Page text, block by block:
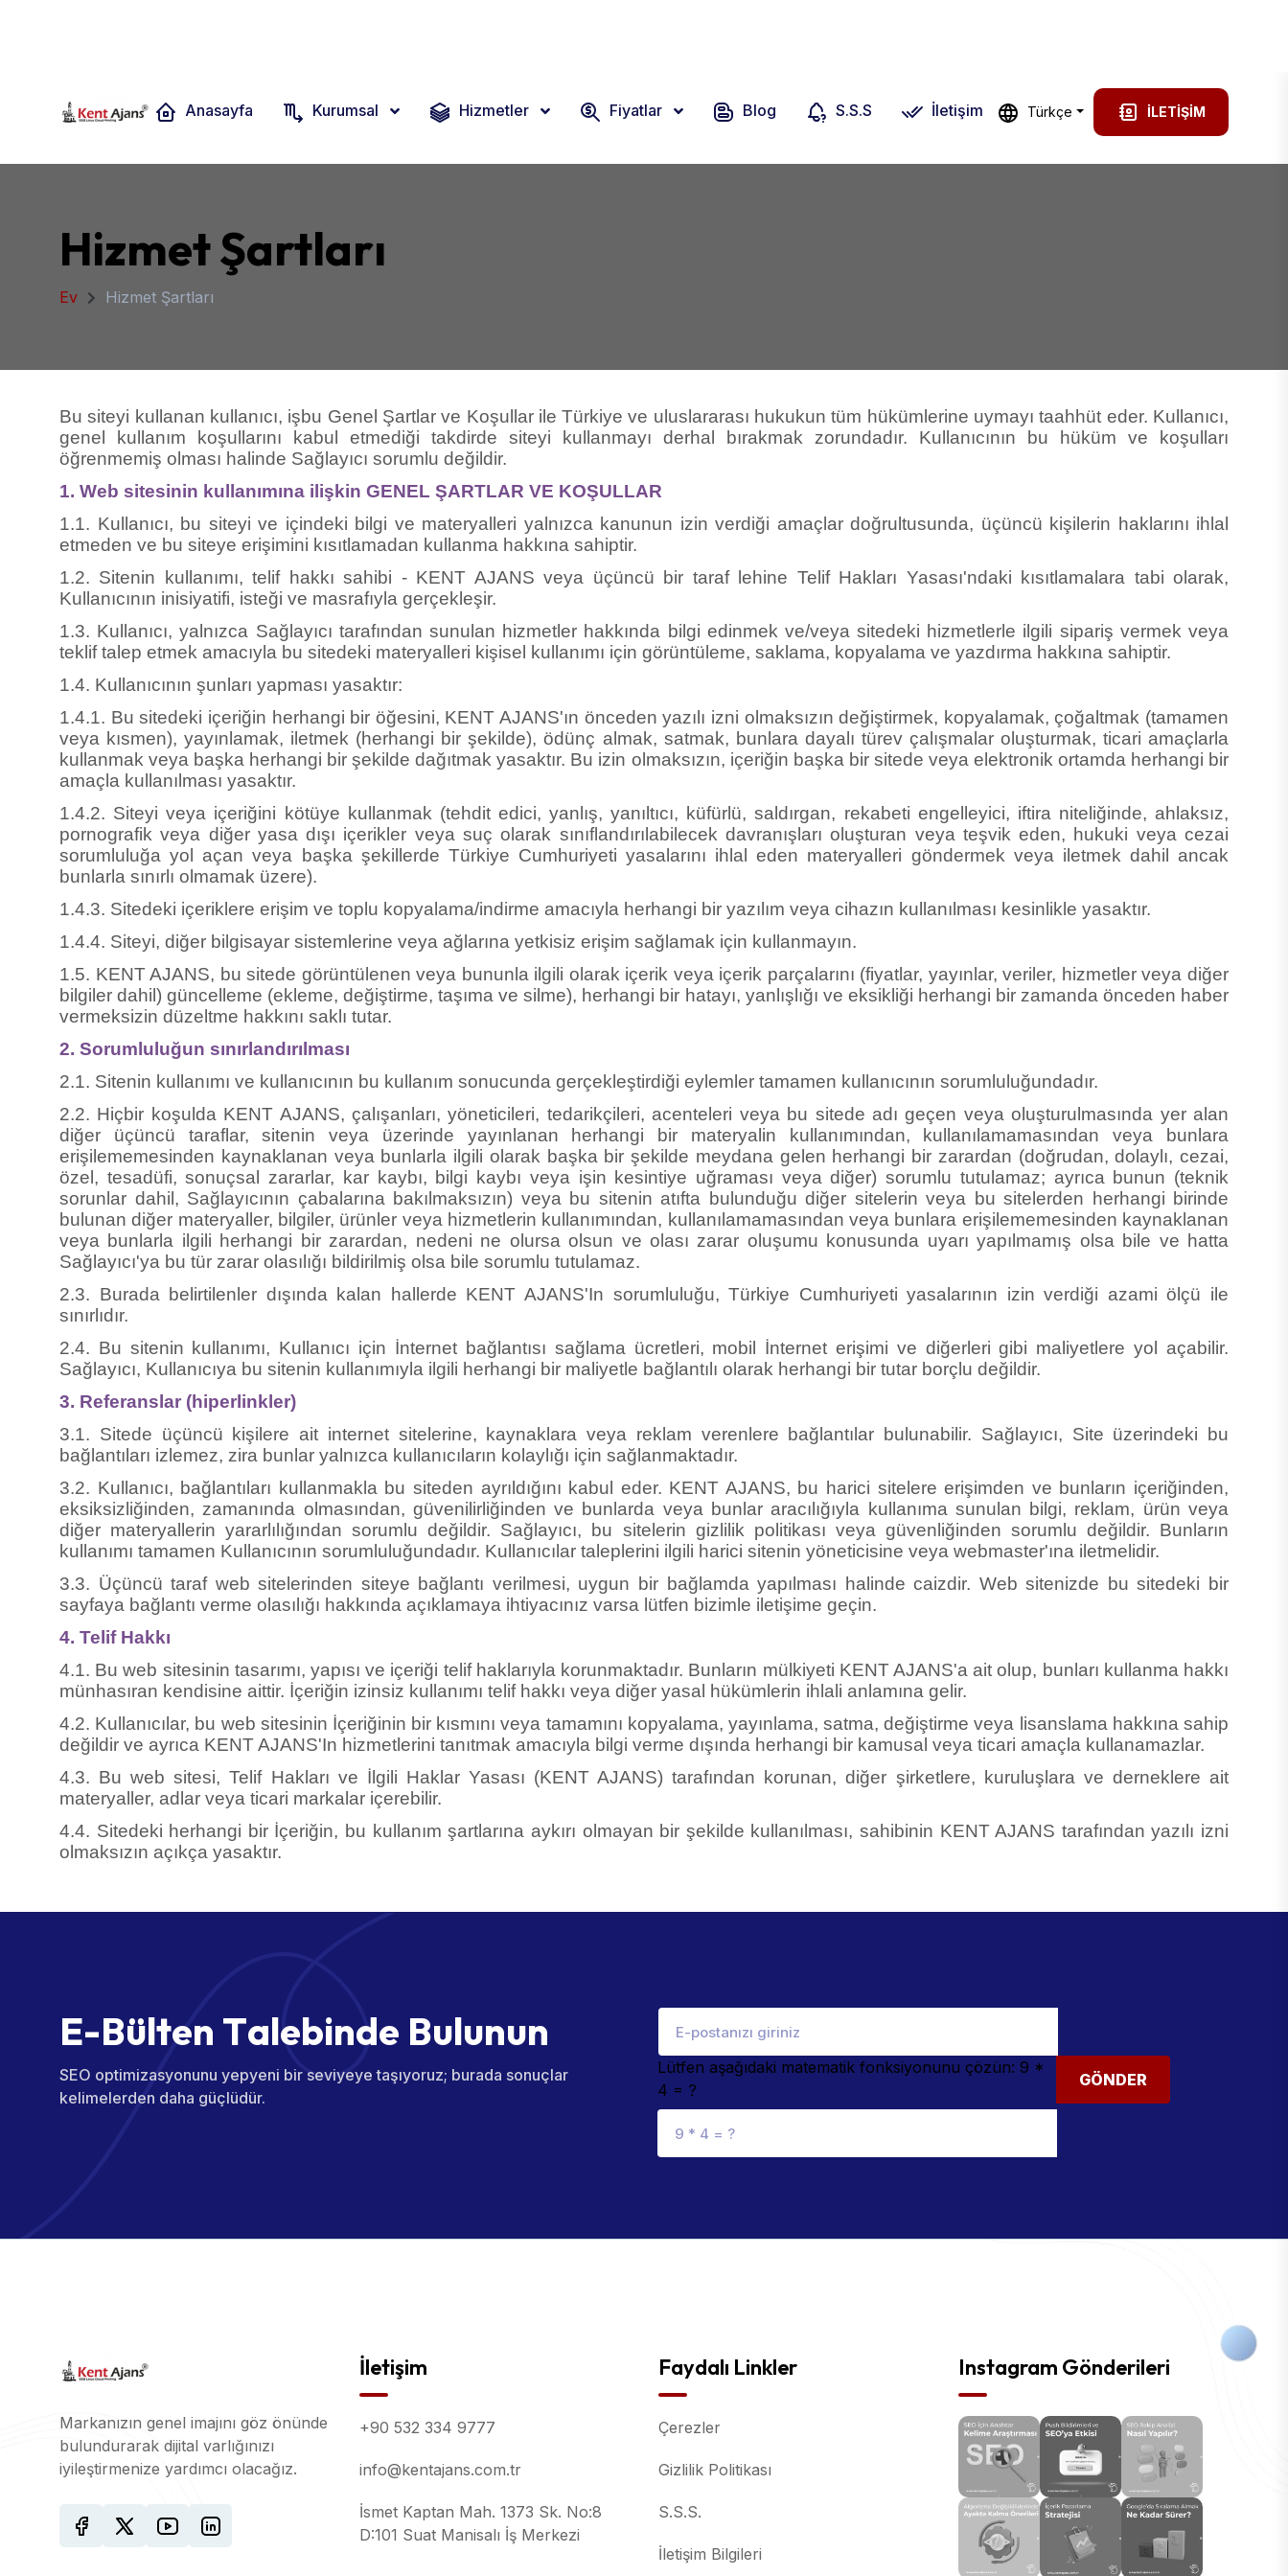
Hizmet Şartları
genel kullanım koşullarını kabul etmediği takdirde siteyi kullanmayı derhal bırakmak zorundadır. Kullanıcının bu hüküm ve koşulları
öğrenmemiş olması halinde Sağlayıcı sorumlu değildir.
1. Web sitesinin kullanımına ilişkin GENEL ŞARTLAR VE KOŞULLAR
1.1. Kullanıcı, bu siteyi ve içindeki bilgi ve materyalleri yalnızca kanunun izin verdiği amaçlar doğrultusunda, üçüncü kişilerin haklarını ihlal
etmeden ve bu siteye erişimini kısıtlamadan kullanma hakkına sahiptir.
1.2. Sitenin kullanımı, telif hakkı sahibi - KENT AJANS veya üçüncü bir taraf lehine Telif Hakları Yasası'ndaki kısıtlamalara tabi olarak,
Kullanıcının inisiyatifi, isteği ve masrafıyla gerçekleşir.
1.3. Kullanıcı, yalnızca Sağlayıcı tarafından sunulan hizmetler hakkında bilgi edinmek ve/veya sitedeki hizmetlerle ilgili sipariş vermek veya
teklif talep etmek amacıyla bu sitedeki materyalleri kişisel kullanımı için görüntüleme, saklama, kopyalama ve yazdırma hakkına sahiptir.
1.4. Kullanıcının şunları yapması yasaktır:
1.4.1. Bu sitedeki içeriğin herhangi bir öğesini, KENT AJANS'ın önceden yazılı izni olmaksızın değiştirmek, kopyalamak, çoğaltmak (tamamen
veya kısmen), yayınlamak, iletmek (herhangi bir şekilde), ödünç almak, satmak, bunlara dayalı türev çalışmalar oluşturmak, ticari amaçlarla
kullanmak veya başka herhangi bir şekilde dağıtmak yasaktır. Bu izin olmaksızın, içeriğin başka bir sitede veya elektronik ortamda herhangi bir
amaçla kullanılması yasaktır.
1.4.2. Siteyi veya içeriğini kötüye kullanmak (tehdit edici, yanlış, yanıltıcı, küfürlü, saldırgan, rekabeti engelleyici, iftira niteliğinde, ahlaksız,
pornografik veya diğer yasa dışı içerikler veya suç olarak sınıflandırılabilecek davranışları oluşturan veya teşvik eden, hukuki veya cezai
sorumluluğa yol açan veya başka şekillerde Türkiye Cumhuriyeti yasalarını ihlal eden materyalleri göndermek veya iletmek dahil ancak
bunlarla sınırlı olmamak üzere).
1.4.3. Sitedeki içeriklere erişim ve toplu kopyalama/indirme amacıyla herhangi bir yazılım veya cihazın kullanılması kesinlikle yasaktır.
1.4.4. Siteyi, diğer bilgisayar sistemlerine veya ağlarına yetkisiz erişim sağlamak için kullanmayın.
1.5. KENT AJANS, bu sitede görüntülenen veya bununla ilgili olarak içerik veya içerik parçalarını (fiyatlar, yayınlar, veriler, hizmetler veya diğer
bilgiler dahil) güncelleme (ekleme, değiştirme, taşıma ve silme), herhangi bir hatayı, yanlışlığı ve eksikliği herhangi bir zamanda önceden haber
vermeksizin düzeltme hakkını saklı tutar.
2.1. Sitenin kullanımı ve kullanıcının bu kullanım sonucunda gerçekleştirdiği eylemler tamamen kullanıcının sorumluluğundadır.
2.2. Hiçbir koşulda KENT AJANS, çalışanları, yöneticileri, tedarikçileri, acenteleri veya bu sitede adı geçen veya oluşturulmasında yer alan
diğer üçüncü taraflar, sitenin veya üzerinde yayınlanan herhangi bir materyalin kullanımından, kullanılamamasından veya bunlara
erişilememesinden kaynaklanan veya bunlarla ilgili olarak başka bir şekilde meydana gelen herhangi bir zarardan (doğrudan, dolaylı, cezai,
özel, tesadüfi, sonuçsal zararlar, kar kaybı, bilgi kaybı veya işin kesintiye uğraması veya diğer) sorumlu tutulamaz; ayrıca bunun (teknik
sorunlar dahil, Sağlayıcının çabalarına bakılmaksızın) veya bu sitenin atıfta bulunduğu diğer sitelerin veya bu sitelerden herhangi birinde
bulunan diğer materyaller, bilgiler, ürünler veya hizmetlerin kullanımından, kullanılamamasından veya bunlara erişilememesinden kaynaklanan
veya bunlarla ilgili herhangi bir zarardan, nedeni ne olursa olsun ve olası zarar oluşumu konusunda uyarı yapılmamış olsa bile ve hatta
Sağlayıcı'ya bu tür zarar olasılığı bildirilmiş olsa bile sorumlu tutulamaz.
2.3. Burada belirtilenler dışında kalan hallerde KENT AJANS'In sorumluluğu, Türkiye Cumhuriyeti yasalarının izin verdiği azami ölçü ile
sınırlıdır.
Sağlayıcı, Kullanıcıya bu sitenin kullanımıyla ilgili herhangi bir maliyetle bağlantılı olarak herhangi bir tutar borçlu değildir.
3. Referanslar (hiperlinkler)
3.1. Sitede üçüncü kişilere ait internet sitelerine, kaynaklara veya reklam verenlere bağlantılar bulunabilir. Sağlayıcı, Site üzerindeki bu
bağlantıları izlemez, zira bunlar yalnızca kullanıcıların kolaylığı için sağlanmaktadır.
3.2. Kullanıcı, bağlantıları kullanmakla bu siteden ayrıldığını kabul eder. KENT AJANS, bu harici sitelere erişimden ve bunların içeriğinden,
eksiksizliğinden, zamanında olmasından, güvenilirliğinden ve bunlarda veya bunlar aracılığıyla kullanıma sunulan bilgi, reklam, ürün veya
diğer materyallerin yararlılığından sorumlu değildir. Sağlayıcı, bu sitelerin gizlilik politikası veya güvenliğinden sorumlu değildir. Bunların
kullanımı tamamen Kullanıcının sorumluluğundadır. Kullanıcılar taleplerini ilgili harici sitenin yöneticisine veya webmaster'ına iletmelidir.
3.3. Üçüncü taraf web sitelerinden siteye bağlantı verilmesi, uygun bir bağlamda yapılması halinde caizdir. Web sitenizde bu sitedeki bir
sayfaya bağlantı verme olasılığı hakkında açıklamaya ihtiyacınız varsa lütfen bizimle iletişime geçin.
4. Telif Hakkı
münhasıran kendisine aittir. İçeriğin izinsiz kullanımı telif hakkı veya diğer yasal hükümlerin ihlali anlamına gelir.
4.2. Kullanıcılar, bu web sitesinin İçeriğinin bir kısmını veya tamamını kopyalama, yayınlama, satma, değiştirme veya lisanslama hakkına sahip
değildir ve ayrıca KENT AJANS'In hizmetlerini tanıtmak amacıyla bilgi verme dışında herhangi bir kamusal veya ticari amaçla kullanamazlar.
4.3. Bu web sitesi, Telif Hakları ve İlgili Haklar Yasası (KENT AJANS) tarafından korunan, diğer şirketlere, kuruluşlara ve derneklere ait
materyaller, adlar veya ticari markalar içerebilir.
4.4. Sitedeki herhangi bir İçeriğin, bu kullanım şartlarına aykırı olmayan bir şekilde kullanılması, sahibinin KENT AJANS tarafından yazılı izni
olmaksızın açıkça yasaktır.
E Bülten Talebinde Bulunun
kelimelerden daha güçlüdür.
Lütfen aşağıdaki matematik fonksiyonunu çözün: 9 *
4 = ?
bulundurarak dijital varlığınızı
iyileştirmenize yardımcı olacağız.
İletişim
D:101 Suat Manisalı İş Merkezi